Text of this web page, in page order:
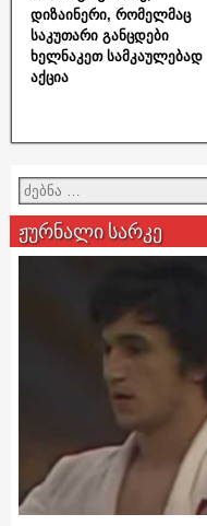
დიზაინერი, რომელმაც
საკუთარი განცდები
ხელნაკეთ სამკაულებად
აქცია
ჟურნალი სარკე